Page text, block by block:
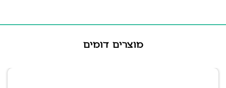
מוצרים דומים